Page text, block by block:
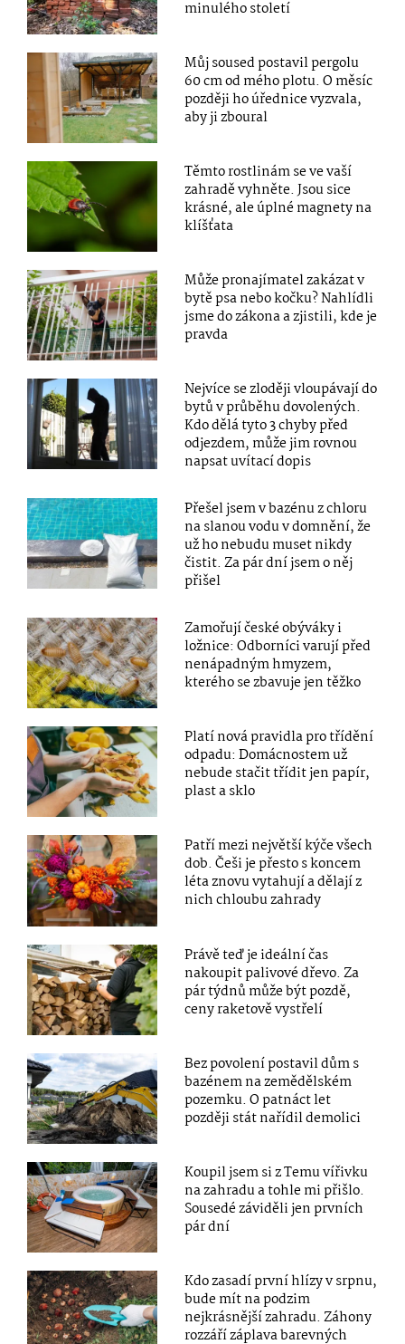
minulého století
Můj soused postavil pergolu
60 cm od mého plotu. O měsíc
později ho úřednice vyzvala,
aby ji zboural
Těmto rostlinám se ve vaší
zahradě vyhněte. Jsou sice
krásné, ale úplné magnety na
klíšťata
Může pronajímatel zakázat v
bytě psa nebo kočku? Nahlídli
jsme do zákona a zjistili, kde je
pravda
Nejvíce se zloději vloupávají do
bytů v průběhu dovolených.
Kdo dělá tyto 3 chyby před
odjezdem, může jim rovnou
napsat uvítací dopis
Přešel jsem v bazénu z chloru
na slanou vodu v domnění, že
už ho nebudu muset nikdy
čistit. Za pár dní jsem o něj
přišel
Zamořují české obýváky i
ložnice: Odborníci varují před
nenápadným hmyzem,
kterého se zbavuje jen těžko
Platí nová pravidla pro třídění
odpadu: Domácnostem už
nebude stačit třídit jen papír,
plast a sklo
Patří mezi největší kýče všech
dob. Češi je přesto s koncem
léta znovu vytahují a dělají z
nich chloubu zahrady
Právě teď je ideální čas
nakoupit palivové dřevo. Za
pár týdnů může být pozdě,
ceny raketově vystřelí
Bez povolení postavil dům s
bazénem na zemědělském
pozemku. O patnáct let
později stát nařídil demolici
Koupil jsem si z Temu vířivku
na zahradu a tohle mi přišlo.
Sousedé záviděli jen prvních
pár dní
Kdo zasadí první hlízy v srpnu,
bude mít na podzim
nejkrásnější zahradu. Záhony
rozzáří záplava barevných